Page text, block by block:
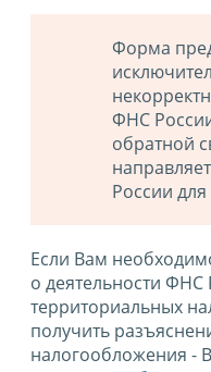
Форма
ФНС
обратной
России
Если Вам
о деятельности ФНС
территориальных
получить
налогообложения -